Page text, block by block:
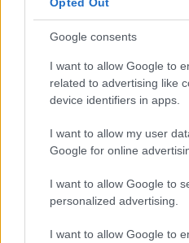
Google consents
I want to allow Google to
related to advertising like
device identifiers in apps.
I want to allow my user
Google for online
I want to allow Google to
personalized advertising.
I want to allow Google to
Femmina -6%
L’aumento e la
valore precedente
Confronto salariale per
tutte le carriere
Percentuale media